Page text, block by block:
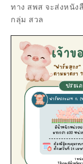
ทาง สพส จะส่งหนัง
กลุ่ม สวล